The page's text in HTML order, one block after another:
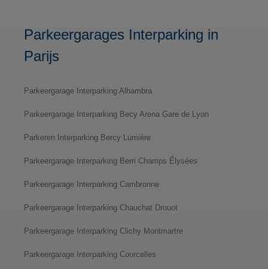
Parkeergarages Interparking in
Parijs
Parkeergarage Interparking Alhambra
Parkeergarage Interparking Becy Arena Gare de Lyon
Parkeren Interparking Bercy Lumière
Parkeergarage Interparking Berri Champs Élysées
Parkeergarage Interparking Cambronne
Parkeergarage Interparking Chauchat Drouot
Parkeergarage Interparking Clichy Montmartre
Parkeergarage Interparking Courcelles